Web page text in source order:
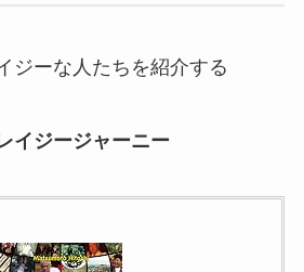
ジーな人たちを紹介する
イジージャーニー